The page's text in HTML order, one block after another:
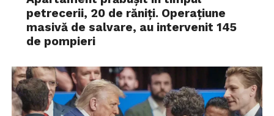
petrecerii, 20 de răniți. Operațiune
masivă de salvare, au intervenit 145
de pompieri